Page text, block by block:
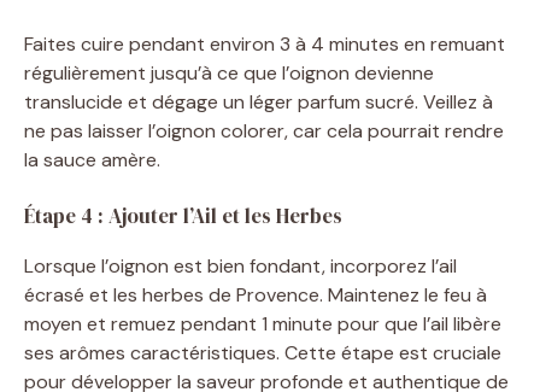
y
V
d
e
Faites cuire pendant environ 3 à 4 minutes en remuant
régulièrement jusqu’à ce que l’oignon devienne
translucide et dégage un léger parfum sucré. Veillez à
ne pas laisser l’oignon colorer, car cela pourrait rendre
la sauce amère.
Étape 4 : Ajouter l’Ail et les Herbes
Lorsque l’oignon est bien fondant, incorporez l’ail
écrasé et les herbes de Provence. Maintenez le feu à
moyen et remuez pendant 1 minute pour que l’ail libère
ses arômes caractéristiques. Cette étape est cruciale
pour développer la saveur profonde et authentique de